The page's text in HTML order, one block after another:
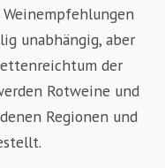
Weinempfehlungen
unabhängig, aber
der
Rotweine und
Regionen und